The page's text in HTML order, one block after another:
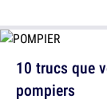
10 trucs que
pompiers